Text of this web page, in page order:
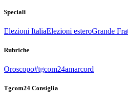
Speciali
Elezioni ItaliaElezioni esteroGrande
Rubriche
Oroscopo#tgcom24amarcord
Tgcom24 Consiglia